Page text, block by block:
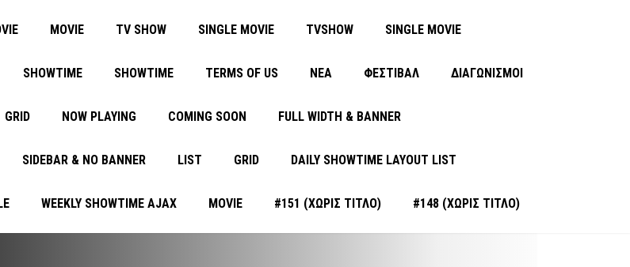
MOVIE TV SHOW SINGLE MOVIE TVSHOW SINGLE MOVIE
SHOWTIME SHOWTIME TERMS OF US ΝΈΑ ΦΕΣΤΙΒΑΛ ΔΙΑΓΩΝΙΣΜΟΙ
GRID NOW PLAYING COMING SOON FULL WIDTH & BANNER
SIDEBAR & NO BANNER LIST GRID DAILY SHOWTIME LAYOUT LIST
WEEKLY SHOWTIME AJAX MOVIE #151 (ΧΩΡΊΣ ΤΊΤΛΟ) #148 (ΧΩΡΊΣ ΤΊΤΛΟ)